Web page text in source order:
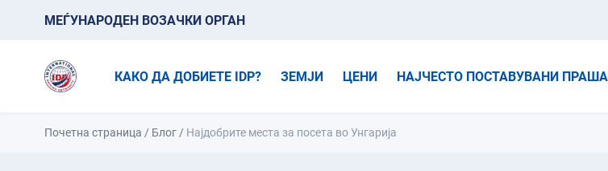
МЕЃУНАРОДЕН ВОЗАЧКИ ОРГАН
КАКО ДА ДОБИЕТЕ IDP? ЗЕМЈИ ЦЕНИ НАЈЧЕСТО ПОСТАВУВАНИ
Почетна страница / Блог / Најдобрите места за посета во Унгарија